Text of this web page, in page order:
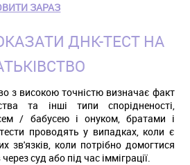
ЗАРАЗ
ДНК-ТЕСТ НА
з високою точністю визначає факт
та інші типи спорідненості,
/ бабусею і онуком, братами і
проводять у випадках, коли є
зв'язків, коли потрібно домогтися
суд або під час імміграції.